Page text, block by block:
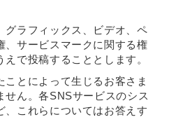
グラフィックス、ビデオ、ペ
、サービスマークに関する権
で投稿することとします。
とによって生じるお客さま
ん。各SNSサービスのシス
これらについてはお答えす